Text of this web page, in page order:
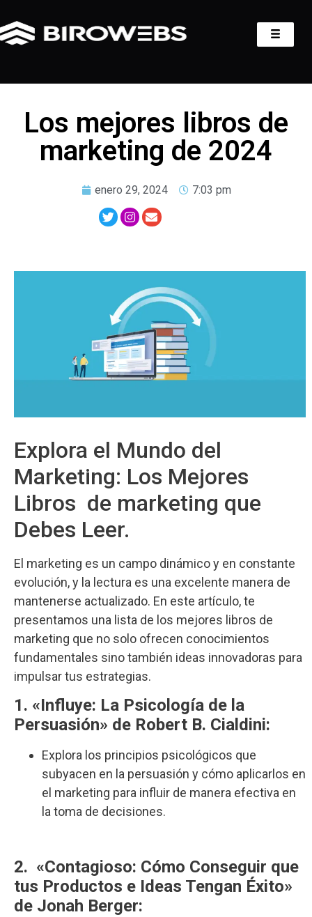
Los mejores libros de
marketing de 2024
enero 29, 2024 7:03 pm
Explora el Mundo del
Marketing: Los Mejores
Libros de marketing que
Debes Leer.
El marketing es un campo dinámico y en constante
evolución, y la lectura es una excelente manera de
mantenerse actualizado. En este artículo, te
presentamos una lista de los mejores libros de
marketing que no solo ofrecen conocimientos
fundamentales sino también ideas innovadoras para
impulsar tus estrategias.
1. «Influye: La Psicología de la
Persuasión» de Robert B. Cialdini:
Explora los principios psicológicos que
subyacen en la persuasión y cómo aplicarlos en
el marketing para influir de manera efectiva en
la toma de decisiones.
2. «Contagioso: Cómo Conseguir que
tus Productos e Ideas Tengan Éxito»
de Jonah Berger: